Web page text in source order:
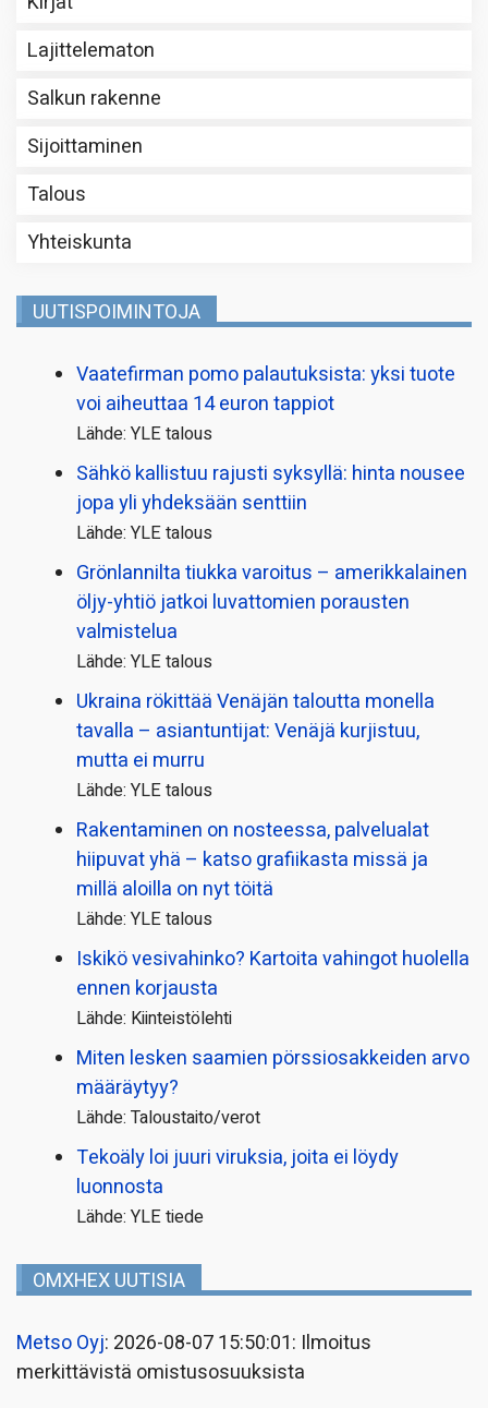
Lajittelematon
Salkun rakenne
Sijoittaminen
Talous
Yhteiskunta
UUTISPOIMINTOJA
Vaatefirman pomo palautuksista: yksi tuote
voi aiheuttaa 14 euron tappiot
Lähde: YLE talous
Sähkö kallistuu rajusti syksyllä: hinta nousee
jopa yli yhdeksään senttiin
Lähde: YLE talous
Grönlannilta tiukka varoitus – amerikkalainen
öljy-yhtiö jatkoi luvattomien porausten
valmistelua
Lähde: YLE talous
Ukraina rökittää Venäjän taloutta monella
tavalla – asiantuntijat: Venäjä kurjistuu,
mutta ei murru
Lähde: YLE talous
Rakentaminen on nosteessa, palvelualat
hiipuvat yhä – katso grafiikasta missä ja
millä aloilla on nyt töitä
Lähde: YLE talous
Iskikö vesivahinko? Kartoita vahingot huolella
ennen korjausta
Lähde: Kiinteistölehti
Miten lesken saamien pörssi­osakkeiden arvo
määräytyy?
Lähde: Taloustaito/verot
Tekoäly loi juuri viruksia, joita ei löydy
luonnosta
Lähde: YLE tiede
OMXHEX UUTISIA
Metso Oyj: 2026-08-07 15:50:01: Ilmoitus
merkittävistä omistusosuuksista